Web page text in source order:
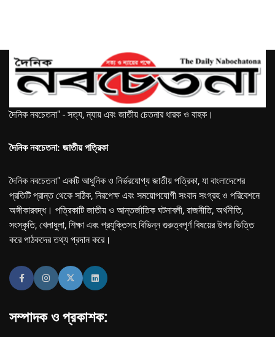
দৈনিক নবচেতনা" - সত্য, ন্যায় এবং জাতীয় চেতনার ধারক ও বাহক।
দৈনিক নবচেতনা: জাতীয় পত্রিকা
দৈনিক নবচেতনা" একটি আধুনিক ও নির্ভরযোগ্য জাতীয় পত্রিকা, যা বাংলাদেশের
প্রতিটি প্রান্ত থেকে সঠিক, নিরপেক্ষ এবং সময়োপযোগী সংবাদ সংগ্রহ ও পরিবেশনে
অঙ্গীকারবদ্ধ। পত্রিকাটি জাতীয় ও আন্তর্জাতিক ঘটনাবলী, রাজনীতি, অর্থনীতি,
সংস্কৃতি, খেলাধুলা, শিক্ষা এবং প্রযুক্তিসহ বিভিন্ন গুরুত্বপূর্ণ বিষয়ের উপর ভিত্তি
করে পাঠকদের তথ্য প্রদান করে।
সম্পাদক ও প্রকাশক: